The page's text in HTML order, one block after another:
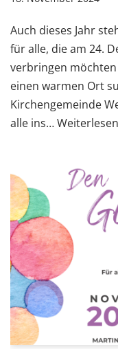
Auch dieses Jahr
für alle, die am 24.
verbringen
einen warmen Ort
Kirchengemeinde
alle ins…